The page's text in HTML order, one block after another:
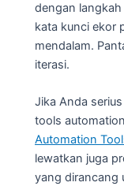
dengan
kata kunci ekor
mendalam.
iterasi.
Jika Anda
tools
Automation
lewatkan juga
yang dirancang